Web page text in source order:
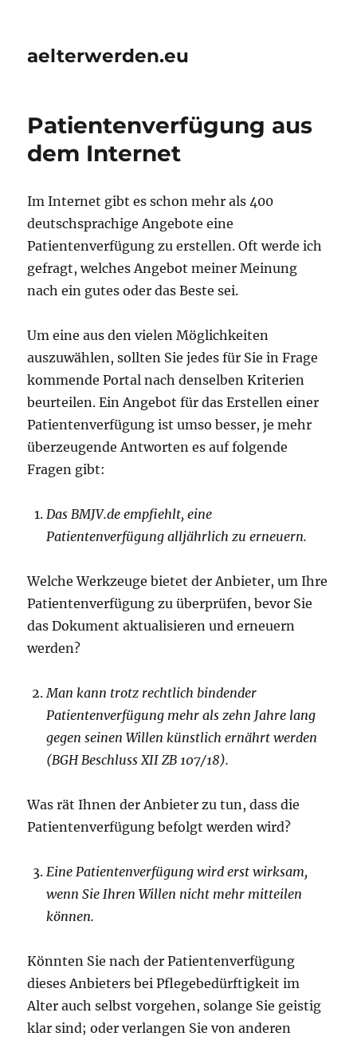
aelterwerden.eu
Patientenverfügung aus
dem Internet
Im Internet gibt es schon mehr als 400
deutschsprachige Angebote eine
Patientenverfügung zu erstellen. Oft werde ich
gefragt, welches Angebot meiner Meinung
nach ein gutes oder das Beste sei.
Um eine aus den vielen Möglichkeiten
auszuwählen, sollten Sie jedes für Sie in Frage
kommende Portal nach denselben Kriterien
beurteilen. Ein Angebot für das Erstellen einer
Patientenverfügung ist umso besser, je mehr
überzeugende Antworten es auf folgende
Fragen gibt:
Das BMJV.de empfiehlt, eine
Patientenverfügung alljährlich zu erneuern.
Welche Werkzeuge bietet der Anbieter, um Ihre
Patientenverfügung zu überprüfen, bevor Sie
das Dokument aktualisieren und erneuern
werden?
Man kann trotz rechtlich bindender
Patientenverfügung mehr als zehn Jahre lang
gegen seinen Willen künstlich ernährt werden
(BGH Beschluss XII ZB 107/18).
Was rät Ihnen der Anbieter zu tun, dass die
Patientenverfügung befolgt werden wird?
Eine Patientenverfügung wird erst wirksam,
wenn Sie Ihren Willen nicht mehr mitteilen
können.
Könnten Sie nach der Patientenverfügung
dieses Anbieters bei Pflegebedürftigkeit im
Alter auch selbst vorgehen, solange Sie geistig
klar sind; oder verlangen Sie von anderen